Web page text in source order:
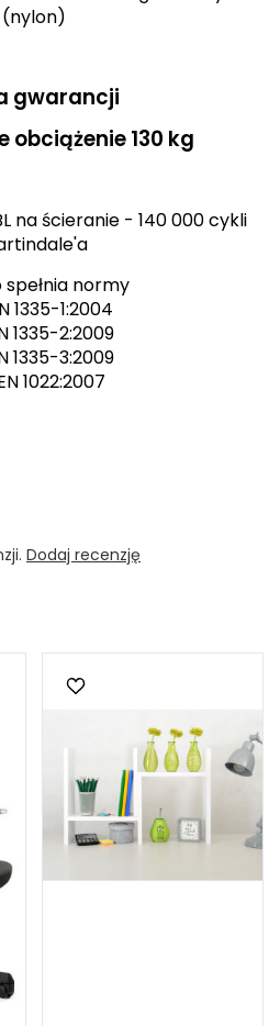
(nylon)
gwarancji
obciążenie 130 kg
na ścieranie - 140 000 cykli
spełnia normy
1335-1:2004
1335-2:2009
1335-3:2009
1022:2007
Dodaj recenzję